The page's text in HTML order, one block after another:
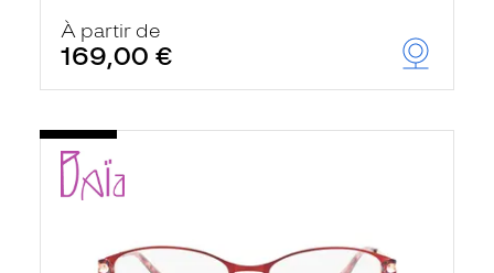
À partir de
169,00 €